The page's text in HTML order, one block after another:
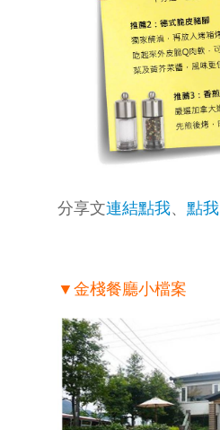
分享文連結點我、 點我
▼金棧餐廳小檔案